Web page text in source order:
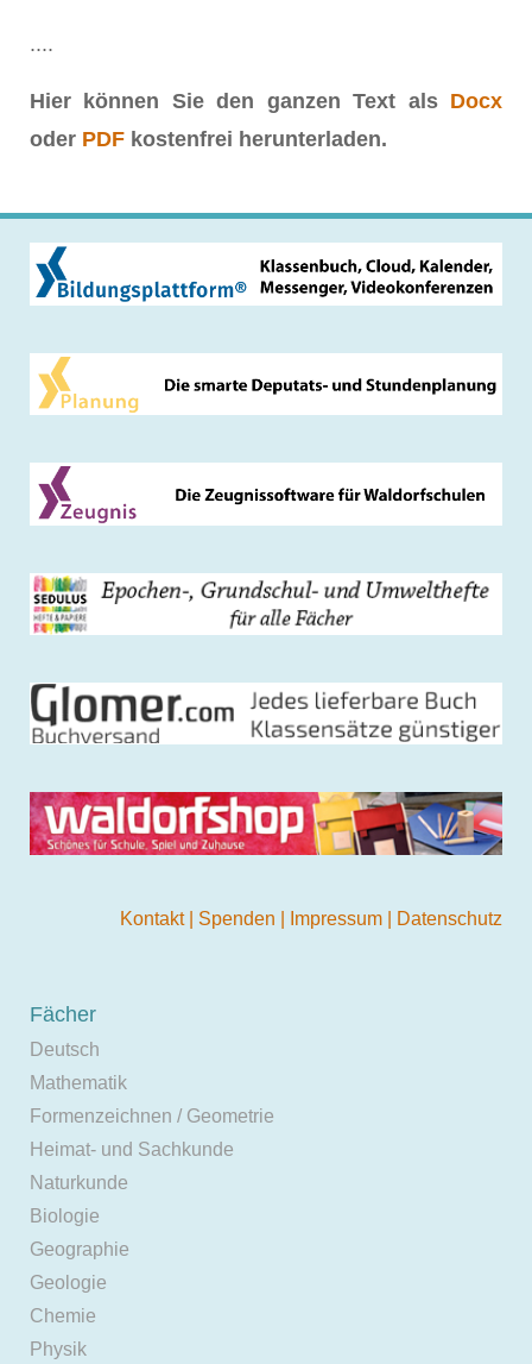
....
Hier können Sie den ganzen Text als Docx
oder PDF kostenfrei herunterladen.
Kontakt Spenden Impressum Datenschutz
Fächer
Deutsch
Mathematik
Formenzeichnen / Geometrie
Heimat- und Sachkunde
Naturkunde
Biologie
Geographie
Geologie
Chemie
Physik